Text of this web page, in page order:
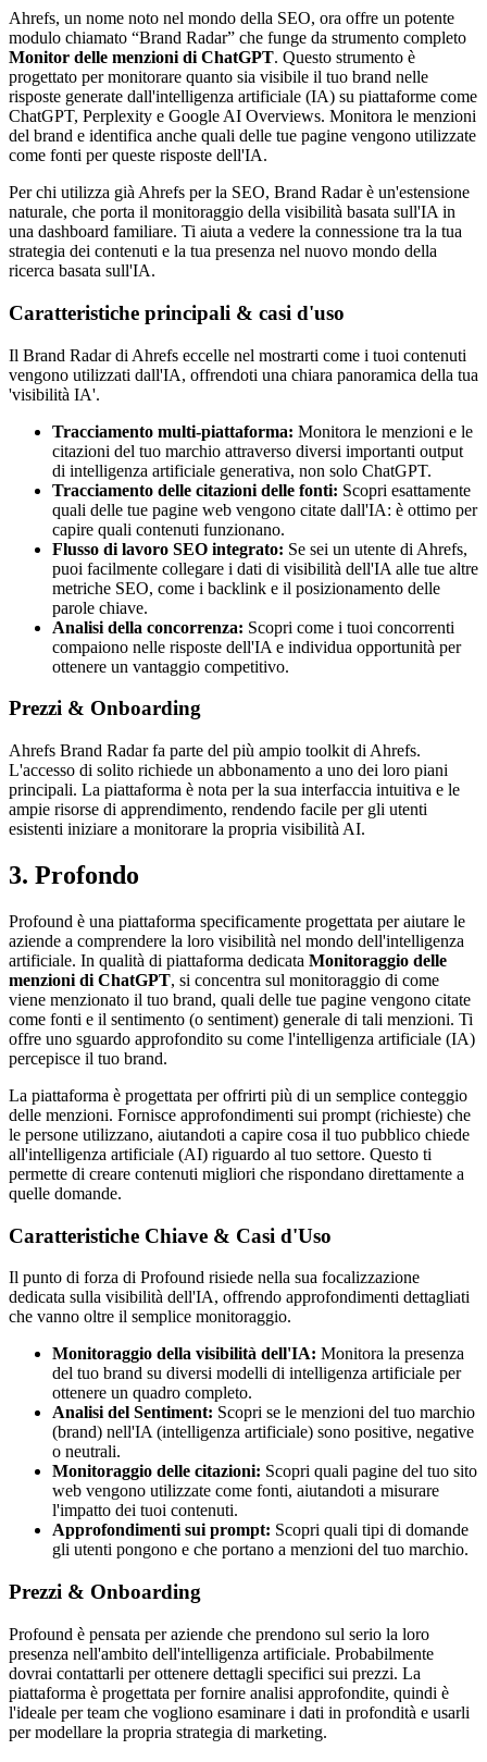
Ahrefs, un nome noto nel mondo della SEO, ora offre un potente
modulo chiamato “Brand Radar” che funge da strumento completo
Monitor delle menzioni di ChatGPT. Questo strumento è
progettato per monitorare quanto sia visibile il tuo brand nelle
risposte generate dall'intelligenza artificiale (IA) su piattaforme come
ChatGPT, Perplexity e Google AI Overviews. Monitora le menzioni
del brand e identifica anche quali delle tue pagine vengono utilizzate
come fonti per queste risposte dell'IA.
Per chi utilizza già Ahrefs per la SEO, Brand Radar è un'estensione
naturale, che porta il monitoraggio della visibilità basata sull'IA in
una dashboard familiare. Ti aiuta a vedere la connessione tra la tua
strategia dei contenuti e la tua presenza nel nuovo mondo della
ricerca basata sull'IA.
Caratteristiche principali & casi d'uso
Il Brand Radar di Ahrefs eccelle nel mostrarti come i tuoi contenuti
vengono utilizzati dall'IA, offrendoti una chiara panoramica della tua
'visibilità IA'.
Tracciamento multi-piattaforma: Monitora le menzioni e le
citazioni del tuo marchio attraverso diversi importanti output
di intelligenza artificiale generativa, non solo ChatGPT.
Tracciamento delle citazioni delle fonti: Scopri esattamente
quali delle tue pagine web vengono citate dall'IA: è ottimo per
capire quali contenuti funzionano.
Flusso di lavoro SEO integrato: Se sei un utente di Ahrefs,
puoi facilmente collegare i dati di visibilità dell'IA alle tue altre
metriche SEO, come i backlink e il posizionamento delle
parole chiave.
Analisi della concorrenza: Scopri come i tuoi concorrenti
compaiono nelle risposte dell'IA e individua opportunità per
ottenere un vantaggio competitivo.
Prezzi & Onboarding
Ahrefs Brand Radar fa parte del più ampio toolkit di Ahrefs.
L'accesso di solito richiede un abbonamento a uno dei loro piani
principali. La piattaforma è nota per la sua interfaccia intuitiva e le
ampie risorse di apprendimento, rendendo facile per gli utenti
esistenti iniziare a monitorare la propria visibilità AI.
3. Profondo
Profound è una piattaforma specificamente progettata per aiutare le
aziende a comprendere la loro visibilità nel mondo dell'intelligenza
artificiale. In qualità di piattaforma dedicata Monitoraggio delle
menzioni di ChatGPT, si concentra sul monitoraggio di come
viene menzionato il tuo brand, quali delle tue pagine vengono citate
come fonti e il sentimento (o sentiment) generale di tali menzioni. Ti
offre uno sguardo approfondito su come l'intelligenza artificiale (IA)
percepisce il tuo brand.
La piattaforma è progettata per offrirti più di un semplice conteggio
delle menzioni. Fornisce approfondimenti sui prompt (richieste) che
le persone utilizzano, aiutandoti a capire cosa il tuo pubblico chiede
all'intelligenza artificiale (AI) riguardo al tuo settore. Questo ti
permette di creare contenuti migliori che rispondano direttamente a
quelle domande.
Caratteristiche Chiave & Casi d'Uso
Il punto di forza di Profound risiede nella sua focalizzazione
dedicata sulla visibilità dell'IA, offrendo approfondimenti dettagliati
che vanno oltre il semplice monitoraggio.
Monitoraggio della visibilità dell'IA: Monitora la presenza
del tuo brand su diversi modelli di intelligenza artificiale per
ottenere un quadro completo.
Analisi del Sentiment: Scopri se le menzioni del tuo marchio
(brand) nell'IA (intelligenza artificiale) sono positive, negative
o neutrali.
Monitoraggio delle citazioni: Scopri quali pagine del tuo sito
web vengono utilizzate come fonti, aiutandoti a misurare
l'impatto dei tuoi contenuti.
Approfondimenti sui prompt: Scopri quali tipi di domande
gli utenti pongono e che portano a menzioni del tuo marchio.
Prezzi & Onboarding
Profound è pensata per aziende che prendono sul serio la loro
presenza nell'ambito dell'intelligenza artificiale. Probabilmente
dovrai contattarli per ottenere dettagli specifici sui prezzi. La
piattaforma è progettata per fornire analisi approfondite, quindi è
l'ideale per team che vogliono esaminare i dati in profondità e usarli
per modellare la propria strategia di marketing.